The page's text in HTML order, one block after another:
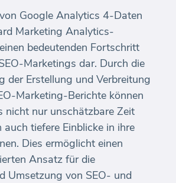
Google Analytics 4-Daten
Marketing Analytics-
bedeutenden Fortschritt
Marketings dar. Durch die
der Erstellung und Verbreitung
Marketing-Berichte können
nicht nur unschätzbare Zeit
auch tiefere Einblicke in ihre
Dies ermöglicht einen
Ansatz für die
Umsetzung von SEO- und